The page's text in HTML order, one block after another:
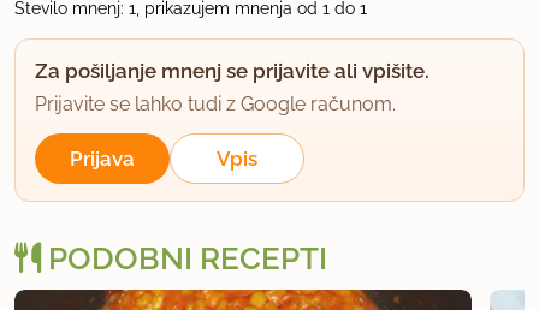
Število mnenj: 1, prikazujem mnenja od 1 do 1
Za pošiljanje mnenj se prijavite ali vpišite.
Prijavite se lahko tudi z Google računom.
Prijava Vpis
PODOBNI RECEPTI